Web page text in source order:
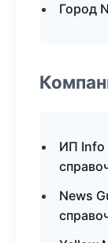
Город
ИП Info
News